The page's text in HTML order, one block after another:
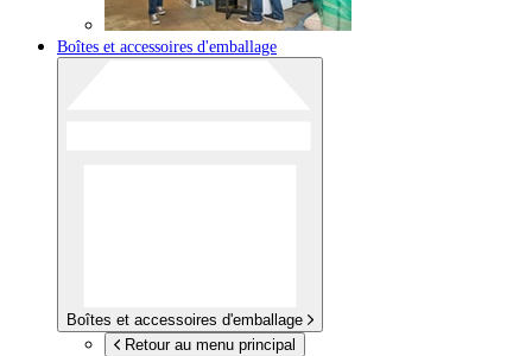
Boîtes et accessoires d'emballage
Boîtes et accessoires d'emballage
Retour au menu principal